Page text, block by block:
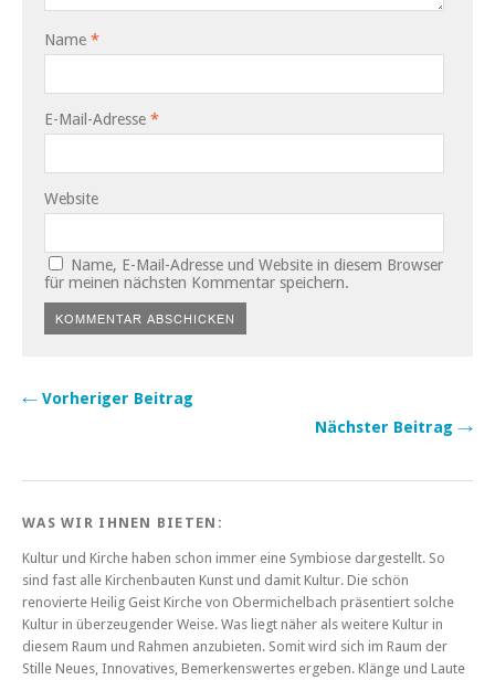
Name *
E-Mail-Adresse *
Website
Name, E-Mail-Adresse und Website in diesem Browser
für meinen nächsten Kommentar speichern.
← Vorheriger Beitrag
Nächster Beitrag →
WAS WIR IHNEN BIETEN:
Kultur und Kirche haben schon immer eine Symbiose dargestellt. So
sind fast alle Kirchenbauten Kunst und damit Kultur. Die schön
renovierte Heilig Geist Kirche von Obermichelbach präsentiert solche
Kultur in überzeugender Weise. Was liegt näher als weitere Kultur in
diesem Raum und Rahmen anzubieten. Somit wird sich im Raum der
Stille Neues, Innovatives, Bemerkenswertes ergeben. Klänge und Laute